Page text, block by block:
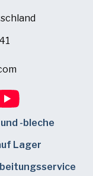
-bleche
Lager